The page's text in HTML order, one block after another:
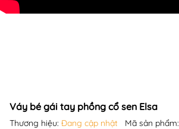
Váy bé gái tay phồng cổ sen Elsa
Thương hiệu: Đang cập nhật Mã sản phẩm: